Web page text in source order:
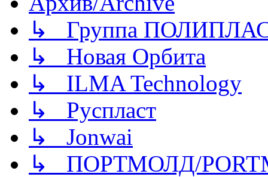
↳ Группа
↳ Новая Орбита
↳ ILMA Technology
↳ Руспласт
↳ Jonwai
↳ ПОРТМОЛД/